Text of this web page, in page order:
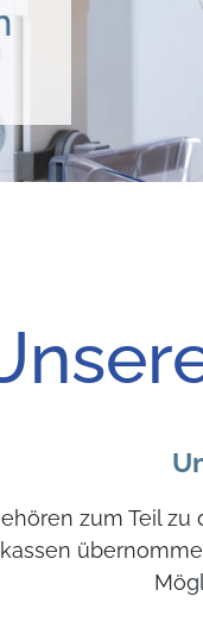
zum Teil zu